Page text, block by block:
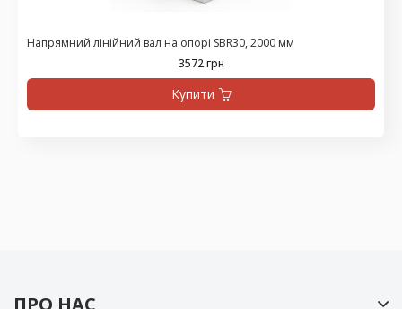
Напрямний лінійний вал на опорі SBR30, 2000 мм
3572 грн
Купити